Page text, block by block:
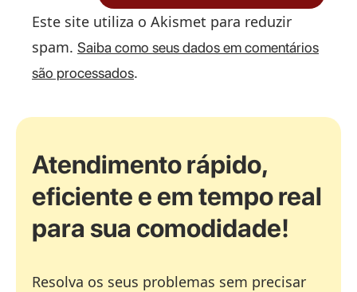
Este site utiliza o Akismet para reduzir
spam. Saiba como seus dados em comentários
são processados.
Atendimento rápido,
eficiente e em tempo real
para sua comodidade!
Resolva os seus problemas sem precisar